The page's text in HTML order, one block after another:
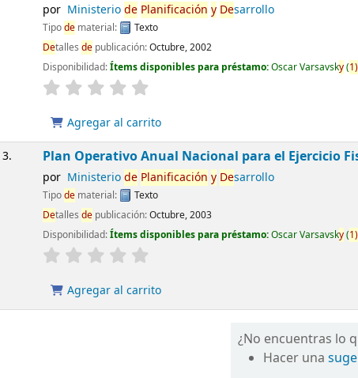
por Ministeriode Planificación y Desarrollo
Tipode material:
Texto
Detallesde publicación:Octubre, 2002
Disponibilidad:Ítems disponibles para préstamo:Oscar Varsavsky(1)
Agregar al carrito
3. Plan Operativo Anual Nacional para el Ejercicio
por Ministeriode Planificación y Desarrollo
Tipode material:
Texto
Detallesde publicación:Octubre, 2003
Disponibilidad:Ítems disponibles para préstamo:Oscar Varsavsky(1)
Agregar al carrito
¿No encuentras lo
Hacer una